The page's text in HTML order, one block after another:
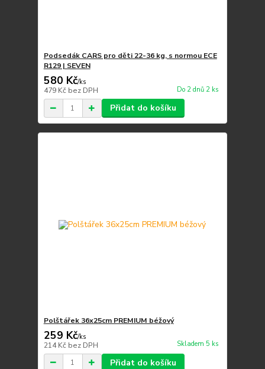
Podsedák CARS pro děti 22-36 kg, s normou ECE
R129 | SEVEN
580 Kč/ks
479 Kč bez DPH Do 2 dnů 2 ks
Přidat do košíku
Polštářek 36x25cm PREMIUM béžový
259 Kč/ks
214 Kč bez DPH Skladem 5 ks
Přidat do košíku